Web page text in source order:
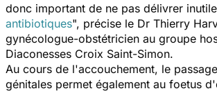
donc important de ne pas délivrer
antibiotiques", précise le Dr Thierry
gynécologue-obstétricien au groupe
Diaconesses Croix Saint-Simon.
Au cours de l'accouchement, le
génitales permet également au foetus